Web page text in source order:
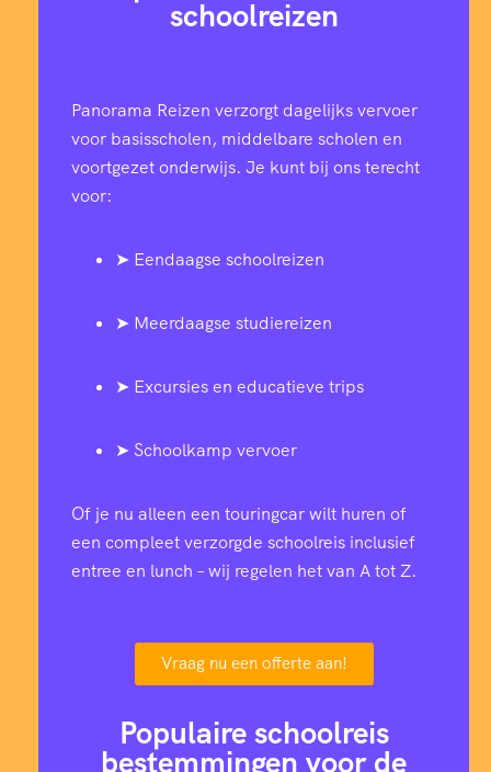
schoolreizen
Panorama Reizen verzorgt dagelijks vervoer
voor basisscholen, middelbare scholen en
voortgezet onderwijs. Je kunt bij ons terecht
voor:
➤ Eendaagse schoolreizen
➤ Meerdaagse studiereizen
➤ Excursies en educatieve trips
➤ Schoolkamp vervoer
Of je nu alleen een touringcar wilt huren of
een compleet verzorgde schoolreis inclusief
entree en lunch – wij regelen het van A tot Z.
Vraag nu een offerte aan!
Populaire schoolreis
bestemmingen voor de